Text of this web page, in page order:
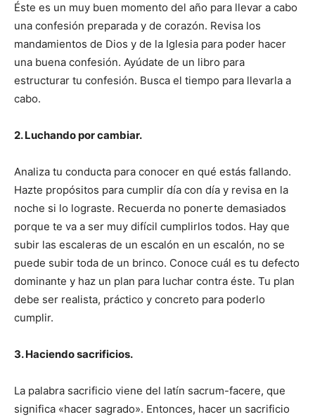
Éste es un muy buen momento del año para llevar a cabo
una confesión preparada y de corazón. Revisa los
mandamientos de Dios y de la Iglesia para poder hacer
una buena confesión. Ayúdate de un libro para
estructurar tu confesión. Busca el tiempo para llevarla a
cabo.
2. Luchando por cambiar.
Analiza tu conducta para conocer en qué estás fallando.
Hazte propósitos para cumplir día con día y revisa en la
noche si lo lograste. Recuerda no ponerte demasiados
porque te va a ser muy difícil cumplirlos todos. Hay que
subir las escaleras de un escalón en un escalón, no se
puede subir toda de un brinco. Conoce cuál es tu defecto
dominante y haz un plan para luchar contra éste. Tu plan
debe ser realista, práctico y concreto para poderlo
cumplir.
3. Haciendo sacrificios.
La palabra sacrificio viene del latín sacrum-facere, que
significa «hacer sagrado». Entonces, hacer un sacrificio